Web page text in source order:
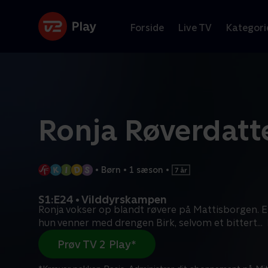
Forside Live TV
Ronja
• Børn • 1 sæson •
S1:E24 • Vilddyrskampen
Ronja vokser op blandt røvere på Mattisborgen.
hun venner med drengen Birk, selvom et bittert...
Prøv TV 2 Play*